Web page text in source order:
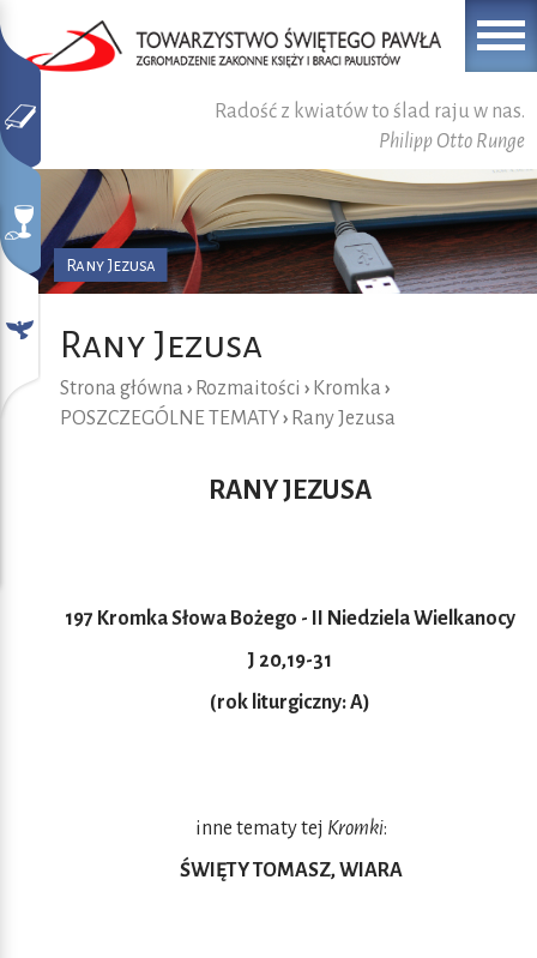
Radość z kwiatów to ślad raju w nas.
Philipp Otto Runge
Rany Jezusa
Rany Jezusa
Strona główna › Rozmaitości › Kromka ›
POSZCZEGÓLNE TEMATY› Rany Jezusa
RANY JEZUSA
197 Kromka Słowa Bożego - II Niedziela Wielkanocy
J 20,19-31
(rok liturgiczny: A)
inne tematy tej Kromki:
ŚWIĘTY TOMASZ, WIARA